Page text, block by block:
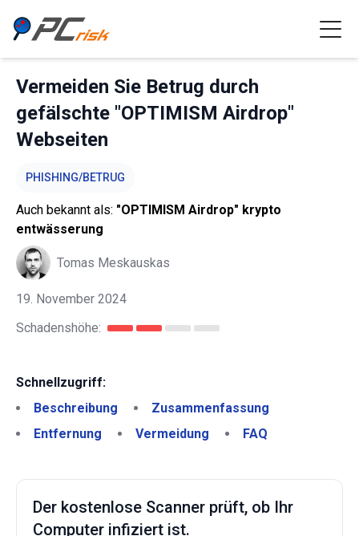
Vermeiden Sie Betrug durch
gefälschte "OPTIMISM Airdrop"
Webseiten
PHISHING/BETRUG
Auch bekannt als: "OPTIMISM Airdrop" krypto
entwässerung
Tomas Meskauskas
19. November 2024
Schadenshöhe:
Schnellzugriff:
Beschreibung
Zusammenfassung
Entfernung
Vermeidung FAQ
Der kostenlose Scanner prüft, ob Ihr
Computer infiziert ist.